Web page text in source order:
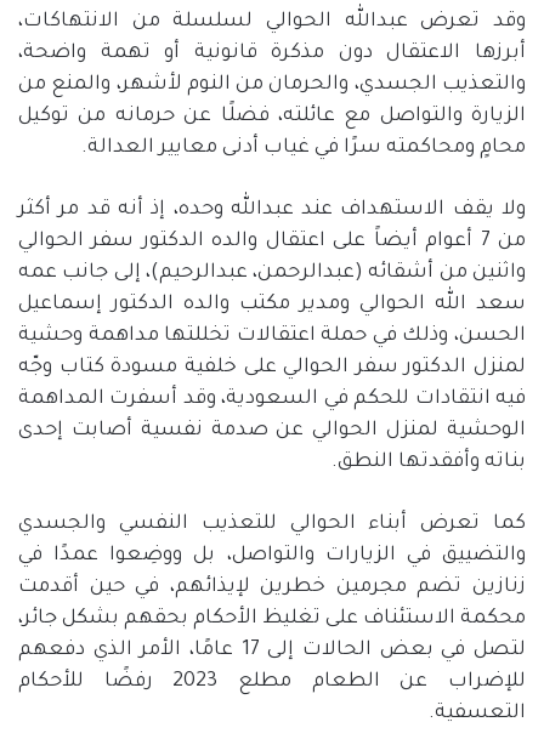
وقد تعرض عبدالله الحوالي لسلسلة من الانتهاكات،
أبرزها الاعتقال دون مذكرة قانونية أو تهمة واضحة،
والتعذيب الجسدي، والحرمان من النوم لأشهر، والمنع من
الزيارة والتواصل مع عائلته، فضلًا عن حرمانه من توكيل
محامٍ ومحاكمته سرًا في غياب أدنى معايير العدالة.
ولا يقف الاستهداف عند عبدالله وحده، إذ أنه قد مر أكثر
من7
أعوام أيضاً على اعتقال والده الدكتور سفر الحوالي
واثنين من أشقائه (عبدالرحمن، عبدالرحيم)، إلى جانب عمه
سعد الله الحوالي ومدير مكتب والده الدكتور إسماعيل
الحسن، وذلك في حملة اعتقالات تخللتها مداهمة وحشية
لمنزل الدكتور سفر الحوالي على خلفية مسودة كتاب وجّه
فيه انتقادات للحكم في السعودية، وقد أسفرت المداهمة
الوحشية لمنزل الحوالي عن صدمة نفسية أصابت إحدى
بناته وأفقدتها النطق.
كما تعرض أبناء الحوالي للتعذيب النفسي والجسدي
والتضييق في الزيارات والتواصل، بل ووضِعوا عمدًا في
زنازين تضم مجرمين خطرين لإيذائهم، في حين أقدمت
محكمة الاستئناف على تغليظ الأحكام بحقهم بشكل جائر،
لتصل في بعض الحالات إلى
عامًا، الأمر الذي دفعهم
للإضراب عن الطعام مطلع
رفضًا للأحكام
التعسفية.